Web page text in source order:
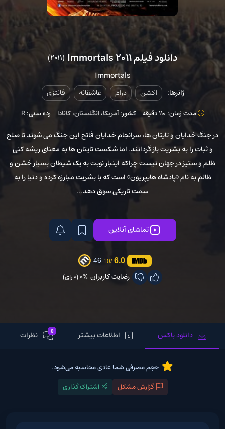
دانلود فیلم Immortals 2011 (2011)
Immortals
ژانرها: اکشن درام عاشقانه فانتزی
مدت زمان: 110 دقیقه کشور:آمریکا،انگلستان،کانادا رده سنی:R
در جنگ خدایان و تایتان ها، سرانجام خدایان فاتح این جنگ می شوند تا صلح
و ثبات را به بشریت باز گردانند. اما شکست تایتان ها به معنای ریشه کنی
ظلم و ستیز در جهان نیست چراکه اینبار نوبت به یک شیطان بسیار خشن و
ظالم به نام «پادشاه هایپریون» است که با بشریت مبارزه کرده و دنیا را به
سمت تاریکی سوق دهد...
تماشای آنلاین
6.0
/10
46
رضایت کاربران 0%(0 رای)
دانلود باکس اطلاعات بیشتر 0 نظرات
حجم مصرفی شما عادی محاسبه می‌شود.
گزارش مشکل
اشتراک گذاری